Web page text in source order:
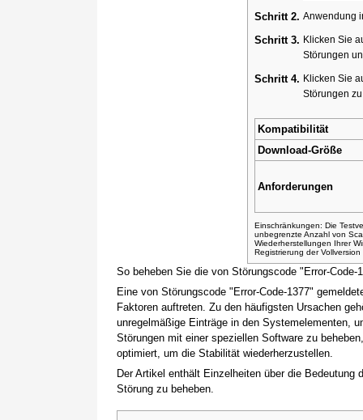
So beheben Sie die von Störungscode "Error-Code-
Eine von Störungscode "Error-Code-1377"
Faktoren auftreten. Zu den häufigsten Ursachen
unregelmäßige Einträge in den Systemelementen,
Störungen mit einer speziellen Software zu
optimiert, um die Stabilität wiederherzustellen.
Der Artikel enthält Einzelheiten über die
Störung zu beheben.
Schritt 2. Anwendung
Schritt 3. Klicken Sie
Störungen
Schritt 4. Klicken Sie
Störungen
Kompatibilität
Download-Größe
Anforderungen
Einschränkungen: Die
unbegrenzte Anzahl von
Wiederherstellungen Ihrer
Registrierung der